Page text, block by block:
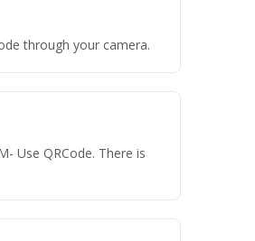
through your camera.
Use QRCode. There is